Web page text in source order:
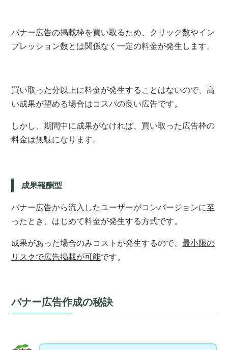
バナー広告の掲載枠を買い取るため、クリック数やイン
プレッション数とは関係なく一定の料金が発生します。
買い取った分以上に料金が発生することはないので、高
い成果が望める場合はコスパの良い広告です。
しかし、期間中に成果がなければ、買い取った広告枠の
料金は無駄になります。
成果報酬型
バナー広告から流入したユーザーがコンバージョンに至
ったとき、はじめて料金が発生する方式です。
成果があった場合のみコストが発生するので、最小限の
リスクで広告掲載が可能です。
バナー広告作成の秘訣